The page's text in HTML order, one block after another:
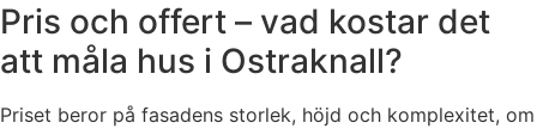
Pris och offert – vad kostar det
att måla hus i Ostraknall?
Priset beror på fasadens storlek, höjd och komplexitet, om